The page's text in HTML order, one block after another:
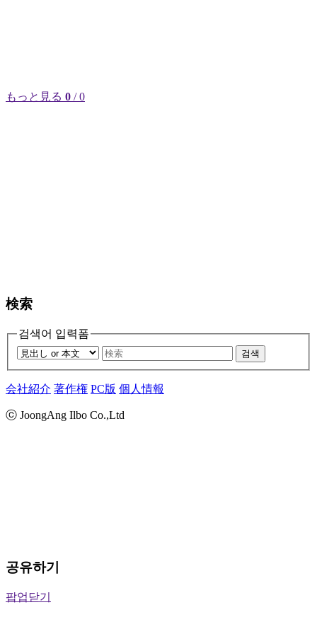
もっと見る 0 / 0
検索
검색어 입력폼
검색
会社紹介 著作権 PC版 個人情報
ⓒ JoongAng Ilbo Co.,Ltd
공유하기
팝업닫기